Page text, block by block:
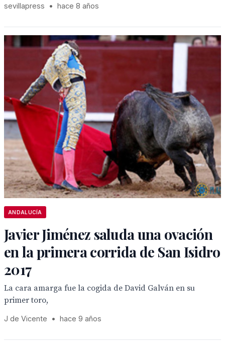
sevillapress • hace 8 años
ANDALUCÍA
Javier Jiménez saluda una ovación
en la primera corrida de San Isidro
2017
La cara amarga fue la cogida de David Galván en su
primer toro,
J de Vicente • hace 9 años